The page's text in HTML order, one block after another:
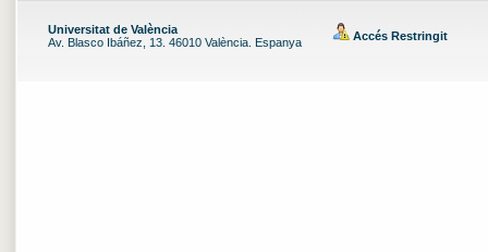
Universitat de València
Av. Blasco Ibáñez, 13. 46010 València. Espanya
Accés Restringit